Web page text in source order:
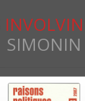
SIMONIN